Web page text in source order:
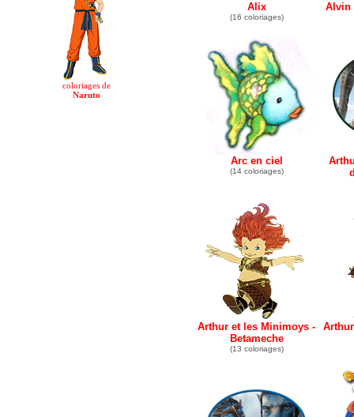
coloriages de
Naruto
Alix
(16 coloriages)
Alvin
Arc en ciel
(14 coloriages)
Arthur et les Minimoys -
Betameche
(13 coloriages)